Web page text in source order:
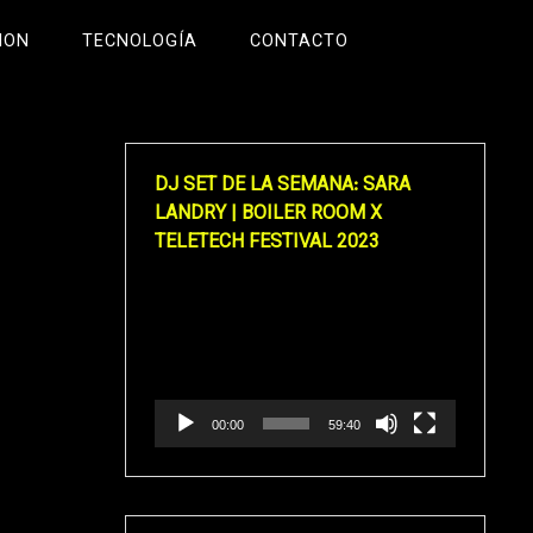
TECNOLOGÍA CONTACTO
DJ SET DE LA SEMANA: SARA
LANDRY | BOILER ROOM X
TELETECH FESTIVAL 2023
00:00 59:40